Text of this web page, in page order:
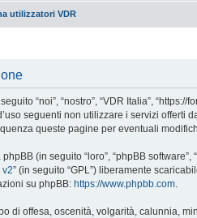
utilizzatori VDR
“noi”, “nostro”, “VDR Italia”,
seguenti non utilizzare i servizi offerti
queste pagine per eventuali
(in seguito “loro”, “phpBB
v2” (in seguito “GPL”) liberamente
su phpBB: https://www.phpbb.com
di offesa, oscenità, volgarità, calunnia,